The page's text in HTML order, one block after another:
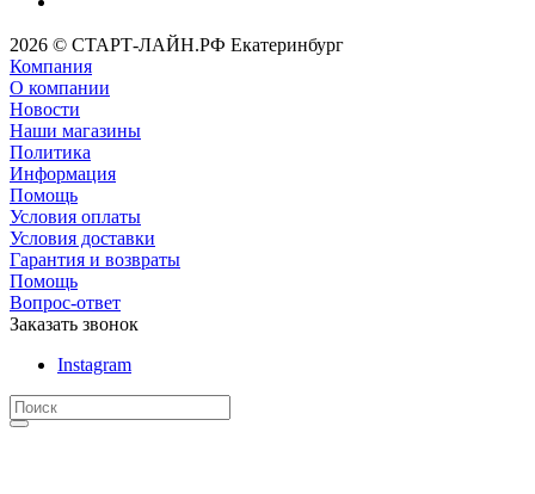
2026 © СТАРТ-ЛАЙН.РФ Екатеринбург
Компания
О компании
Новости
Наши магазины
Политика
Информация
Помощь
Условия оплаты
Условия доставки
Гарантия и возвраты
Помощь
Вопрос-ответ
Заказать звонок
Instagram